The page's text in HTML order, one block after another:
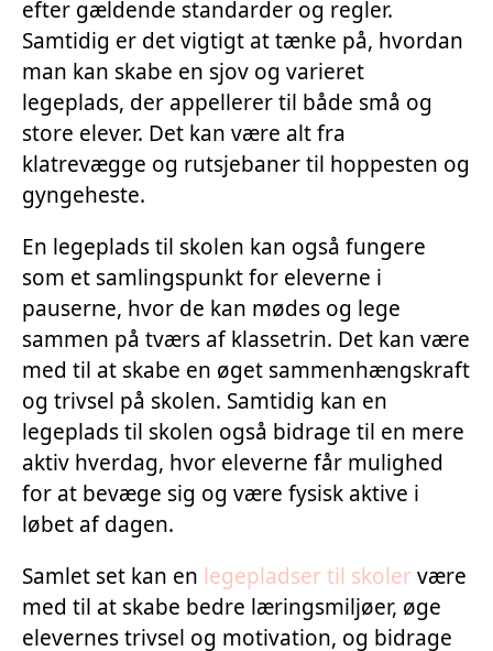
efter gældende standarder og regler.
Samtidig er det vigtigt at tænke på, hvordan
man kan skabe en sjov og varieret
legeplads, der appellerer til både små og
store elever. Det kan være alt fra
klatrevægge og rutsjebaner til hoppesten og
gyngeheste.
En legeplads til skolen kan også fungere
som et samlingspunkt for eleverne i
pauserne, hvor de kan mødes og lege
sammen på tværs af klassetrin. Det kan være
med til at skabe en øget sammenhængskraft
og trivsel på skolen. Samtidig kan en
legeplads til skolen også bidrage til en mere
aktiv hverdag, hvor eleverne får mulighed
for at bevæge sig og være fysisk aktive i
løbet af dagen.
Samlet set kan en legepladser til skolervære
med til at skabe bedre læringsmiljøer, øge
elevernes trivsel og motivation, og bidrage